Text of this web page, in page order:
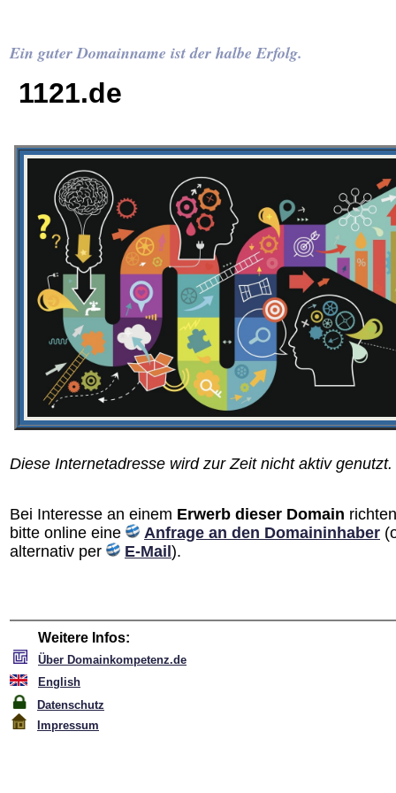
Ein guter Domainname ist der halbe Erfolg.
1121.de
Diese Internetadresse wird zur Zeit nicht aktiv genutzt.
Bei Interesse an einem Erwerb dieser Domain
bitte online eine
Anfrage an den Domain­inhaber
alternativ per
E-Mail ).
Weitere Infos:
Über Domainkompetenz.de
English
Datenschutz
Impressum